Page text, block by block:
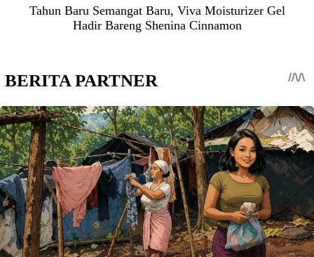
Tahun Baru Semangat Baru, Viva Moisturizer Gel
Hadir Bareng Shenina Cinnamon